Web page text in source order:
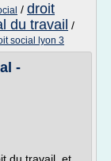
/ droit
du travail /
social lyon 3
-